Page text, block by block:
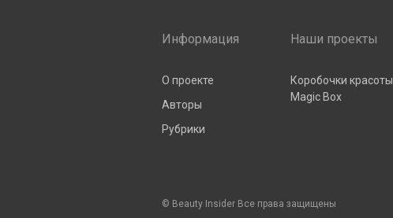
Информация
О проекте
Авторы
Рубрики
Наши проекты
Коробочки красоты
Magic Box
© Beauty Insider Все права защищены